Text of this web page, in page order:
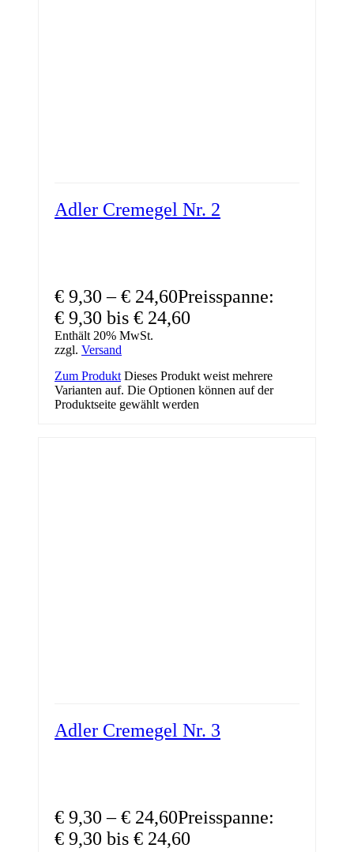
Adler Cremegel Nr. 2
€ 9,30 –€ 24,60Preisspanne:
€ 9,30 bis € 24,60
Enthält 20% MwSt.
zzgl. Versand
Zum Produkt Dieses Produkt weist mehrere
Varianten auf. Die Optionen können auf der
Produktseite gewählt werden
Adler Cremegel Nr. 3
€ 9,30 –€ 24,60Preisspanne:
€ 9,30 bis € 24,60